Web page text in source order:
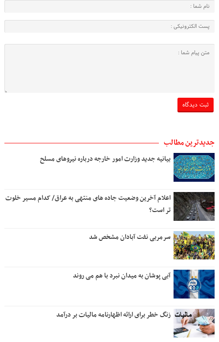
جدیدترین مطالب
بیانیه جدید وزارت امور خارجه درباره نیروهای مسلح
اعلام آخرین وضعیت جاده های منتهی به عراق/ کدام مسیر خلوت
تر است؟
سرمربی نفت آبادان مشخص شد
آبی پوشان به میدان نبرد با هم می روند
زنگ خطر برای ارائه اظهارنامه مالیات بر درآمد